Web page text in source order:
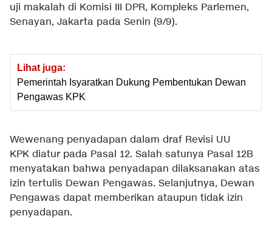
uji makalah di Komisi III DPR, Kompleks Parlemen,
Senayan, Jakarta pada Senin (9/9).
Lihat juga:
Pemerintah Isyaratkan Dukung Pembentukan Dewan
Pengawas KPK
Wewenang penyadapan dalam draf Revisi UU
KPK diatur pada Pasal 12. Salah satunya Pasal 12B
menyatakan bahwa penyadapan dilaksanakan atas
izin tertulis Dewan Pengawas. Selanjutnya, Dewan
Pengawas dapat memberikan ataupun tidak izin
penyadapan.